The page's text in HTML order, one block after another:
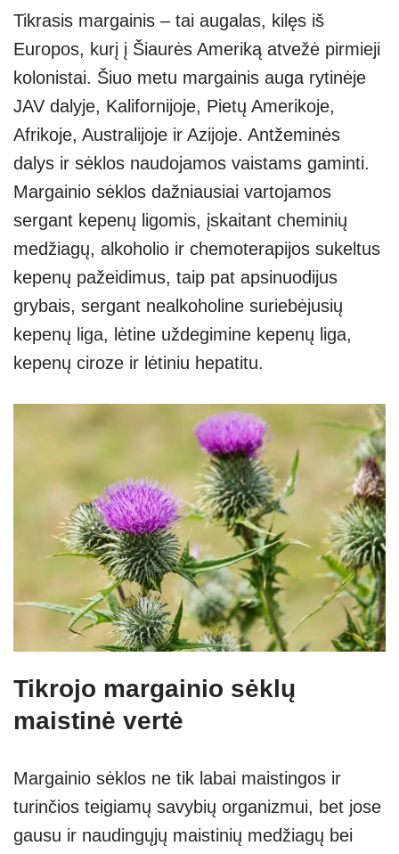
Tikrasis margainis – tai augalas, kilęs iš
Europos, kurį į Šiaurės Ameriką atvežė pirmieji
kolonistai. Šiuo metu margainis auga rytinėje
JAV dalyje, Kalifornijoje, Pietų Amerikoje,
Afrikoje, Australijoje ir Azijoje. Antžeminės
dalys ir sėklos naudojamos vaistams gaminti.
Margainio sėklos dažniausiai vartojamos
sergant kepenų ligomis, įskaitant cheminių
medžiagų, alkoholio ir chemoterapijos sukeltus
kepenų pažeidimus, taip pat apsinuodijus
grybais, sergant nealkoholine suriebėjusių
kepenų liga, lėtine uždegimine kepenų liga,
kepenų ciroze ir lėtiniu hepatitu.
Tikrojo margainio sėklų
maistinė vertė
Margainio sėklos ne tik labai maistingos ir
turinčios teigiamų savybių organizmui, bet jose
gausu ir naudingųjų maistinių medžiagų bei